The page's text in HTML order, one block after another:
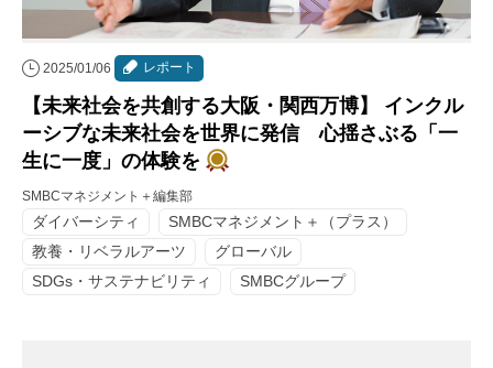
2025/01/06 レポート
【未来社会を共創する大阪・関西万博】 インクル
ーシブな未来社会を世界に発信 心揺さぶる「一
生に一度」の体験を
SMBCマネジメント＋編集部
ダイバーシティ
SMBCマネジメント＋（プラス）
教養・リベラルアーツ
グローバル
SDGs・サステナビリティ
SMBCグループ